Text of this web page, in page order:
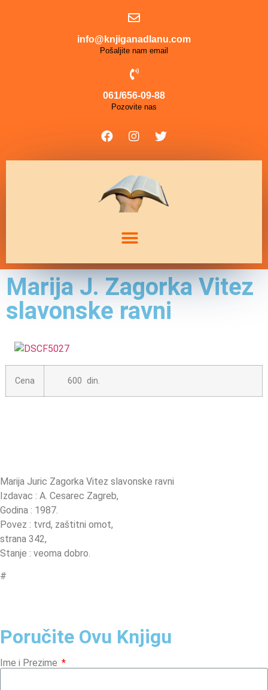
info@knjiganadlanu.com
Pošaljite nam email
061/656-09-88
Pozovite nas
Marija J. Zagorka Vitez
slavonske ravni
Cena 600 din.
Marija Juric Zagorka Vitez slavonske ravni
Izdavac : A. Cesarec Zagreb,
Godina : 1987.
Povez : tvrd, zaštitni omot,
strana 342,
Stanje : veoma dobro.
#
Poručite Ovu Knjigu
Ime i Prezime